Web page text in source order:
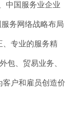
中国服务业企业
务网络战略布局
、专业的服务精
包、贸易业务、
客户和雇员创造价